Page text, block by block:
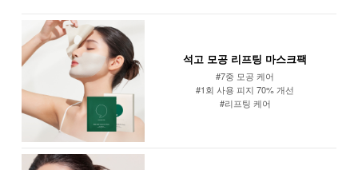
석고 모공 리프팅 마스크팩
#7중 모공 케어
#1회 사용 피지 70% 개선
#리프팅 케어